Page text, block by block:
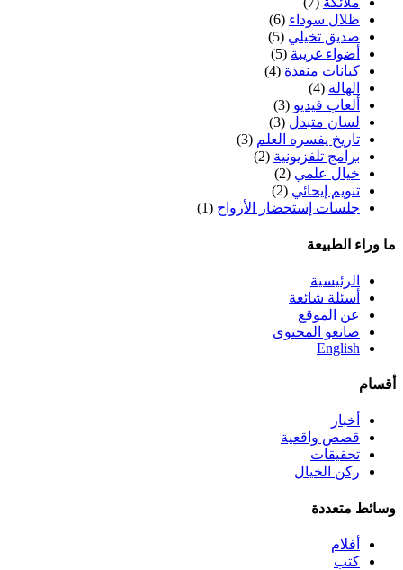
ظلال سوداء (6)
صديق تخيلي (5)
أضواء غريبة (5)
كيانات منقذة (4)
الهالة (4)
ألعاب فيديو (3)
لسان متبدل (3)
تاريخ يفسره العلم (3)
برامج تلفزيونية (2)
خيال علمي (2)
تنويم إيحائي (2)
جلسات إستحضار الأرواح (1)
ما وراء الطبيعة
الرئيسية
أسئلة شائعة
عن الموقع
صانعو المحتوى
English
أقسام
أخبار
قصص واقعية
تحقيقات
ركن الخيال
وسائط متعددة
أفلام
كتب